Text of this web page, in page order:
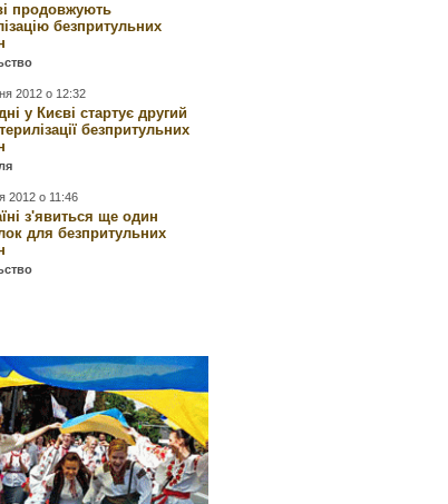
продовжують
безпритульних
2012 о 12:32
у Києві стартує другий
безпритульних
2012 о 11:46
з'явиться ще один
для безпритульних